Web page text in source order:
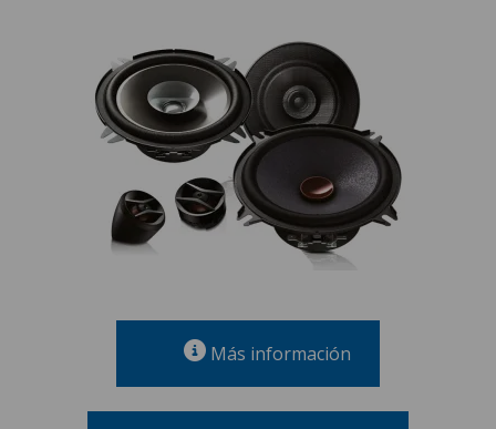
Más información